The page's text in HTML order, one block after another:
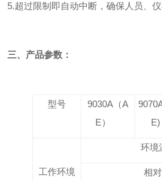
5.超过限制即自动中断，确保人员、仪器
三、产品参数：
型号
9030A（A
E）
E)
工作环境
环境
相